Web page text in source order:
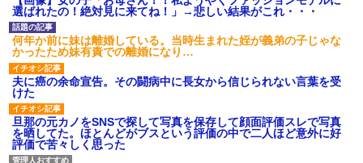
選ばれたの！絶対見に来てね！」→悲しい結果がこれ・・・
何年か前に妹は離婚している。当時生まれた姪が義弟の子じゃな
かったため妹有責での離婚になり…
夫に癌の余命宣告。その闘病中に長女から信じられない言葉を受
けた
旦那の元カノをSNSで探して写真を保存して顔面評価スレで写真
を晒してた。ほとんどがブスという評価の中で二人ほど意外に好
評価で苦々しく思った